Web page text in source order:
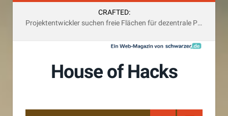
CRAFTED:
Projektentwickler suchen freie Flächen für dezentrale Photovoltaik-Anlagen und multifunktional
House of Hacks